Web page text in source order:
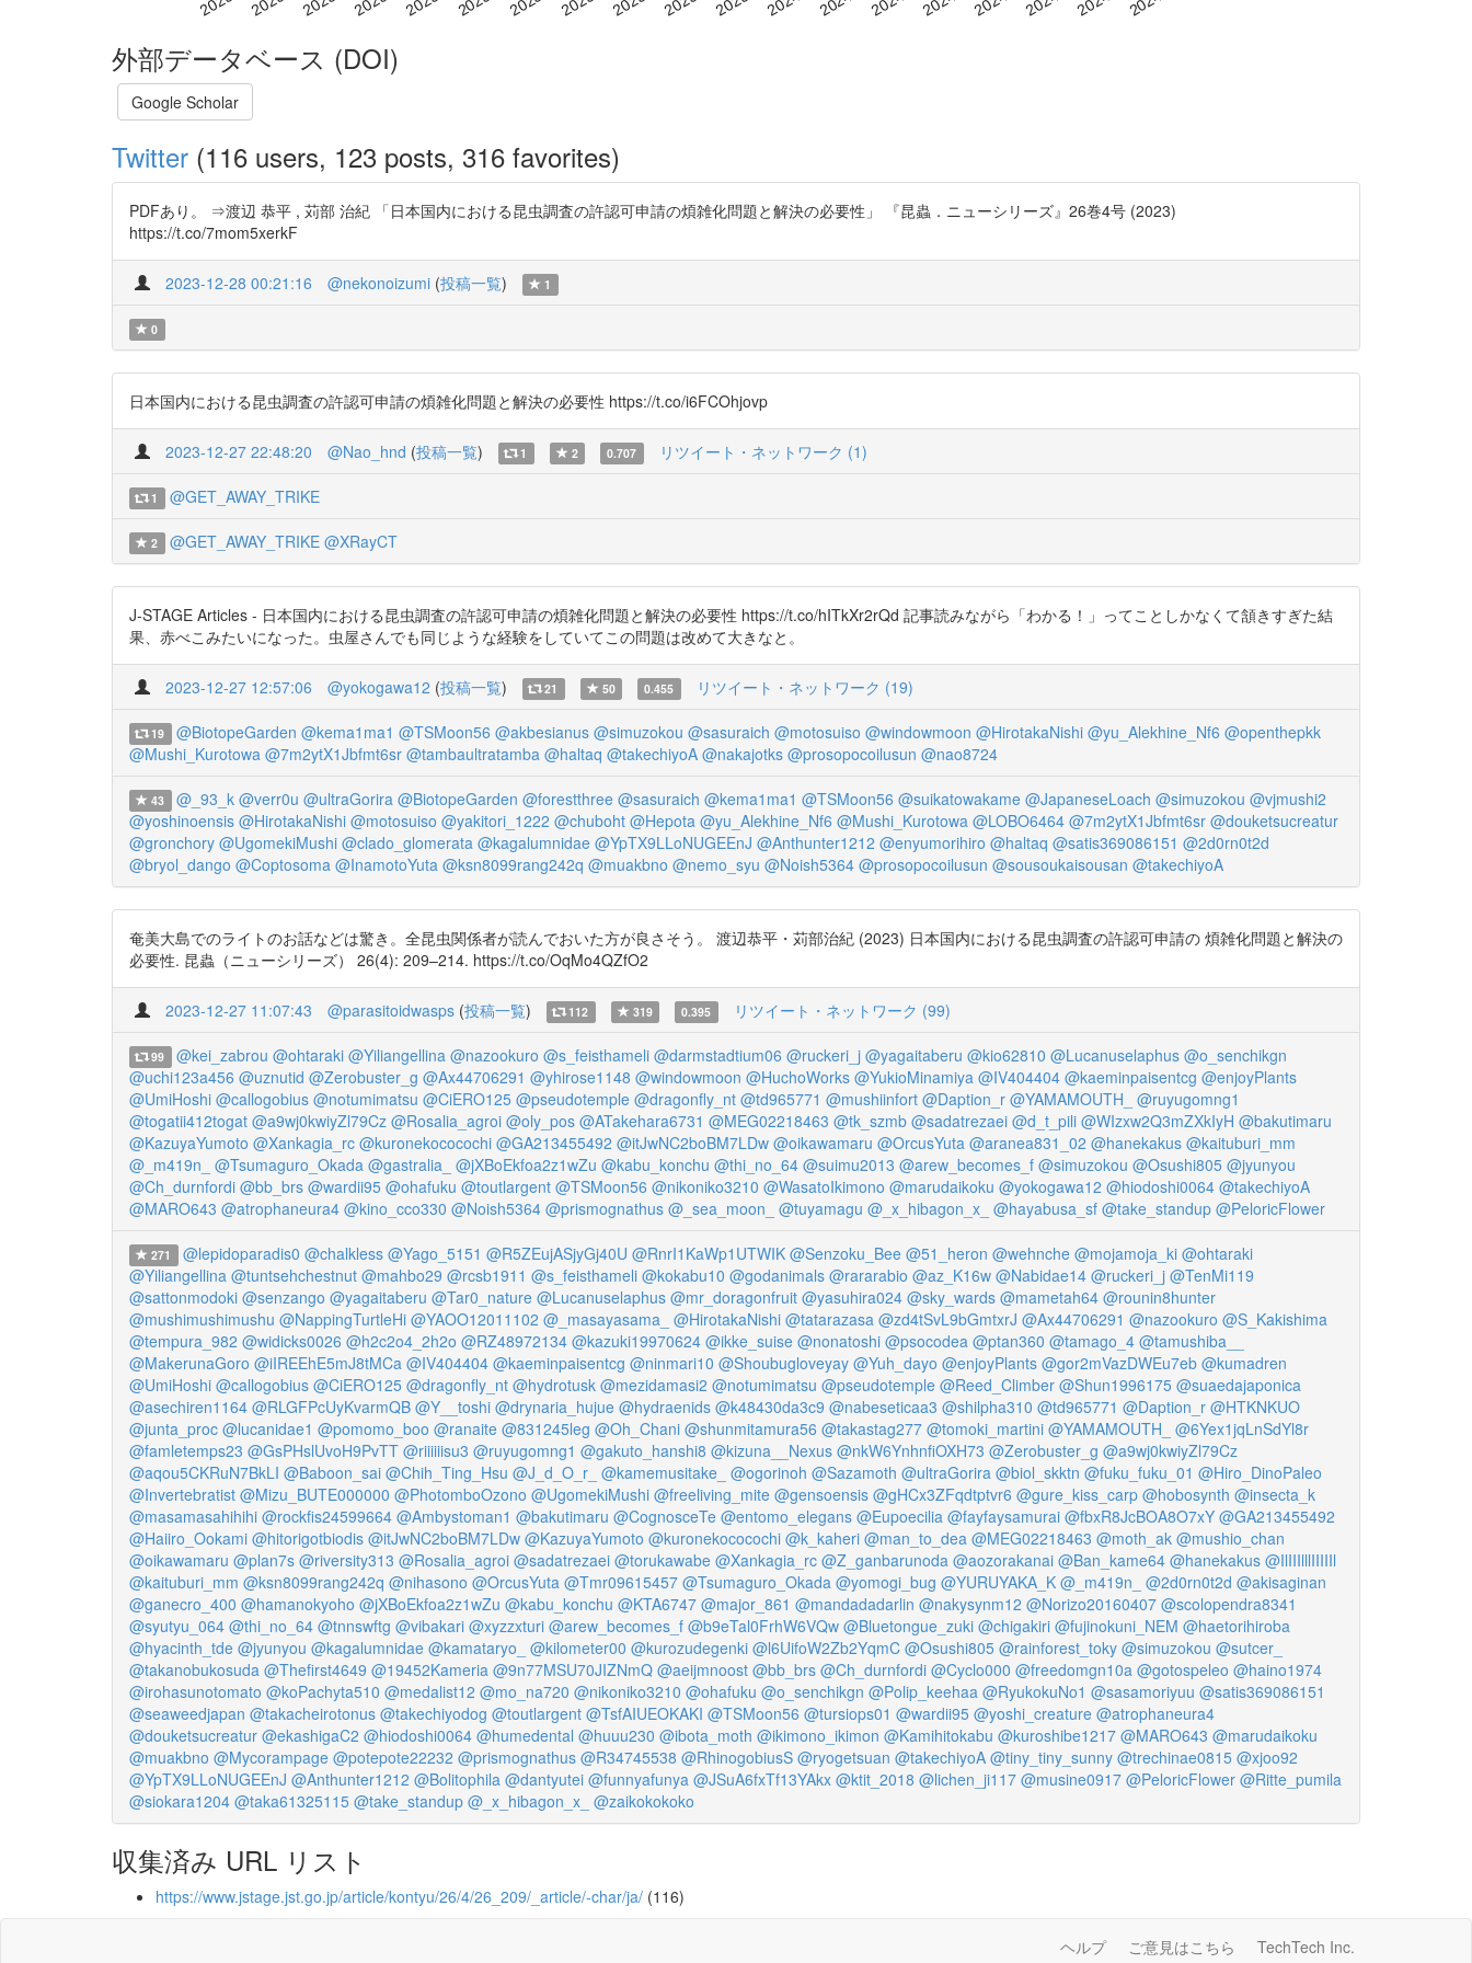
外部データベース (DOI)
Google Scholar
Twitter (116 users, 123 posts, 316 favorites)
PDFあり。 ⇒渡辺 恭平 , 苅部 治紀 「日本国内における昆虫調査の許認可申請の煩雑化問題と解決の必要性」 『昆蟲．ニューシリーズ』26巻4号 (2023)
https://t.co/7mom5xerkF
2023-12-28 00:21:16 @nekonoizumi (投稿一覧) 1
0
日本国内における昆虫調査の許認可申請の煩雑化問題と解決の必要性 https://t.co/i6FCOhjovp
2023-12-27 22:48:20 @Nao_hnd (投稿一覧) 1 2 0.707 リツイート・ネットワーク (1)
1 @GET_AWAY_TRIKE
2 @GET_AWAY_TRIKE @XRayCT
J-STAGE Articles - 日本国内における昆虫調査の許認可申請の煩雑化問題と解決の必要性 https://t.co/hITkXr2rQd 記事読みながら「わかる！」ってことしかなくて頷きすぎた結
果、赤べこみたいになった。虫屋さんでも同じような経験をしていてこの問題は改めて大きなと。
2023-12-27 12:57:06 @yokogawa12 (投稿一覧) 21 50 0.455 リツイート・ネットワーク (19)
19 @BiotopeGarden @kema1ma1 @TSMoon56 @akbesianus @simuzokou @sasuraich @motosuiso @windowmoon @HirotakaNishi @yu_Alekhine_Nf6 @openthepkk
@Mushi_Kurotowa @7m2ytX1Jbfmt6sr @tambaultratamba @haltaq @takechiyoA @nakajotks @prosopocoilusun @nao8724
43 @_93_k @verr0u @ultraGorira @BiotopeGarden @forestthree @sasuraich @kema1ma1 @TSMoon56 @suikatowakame @JapaneseLoach @simuzokou @vjmushi2
@yoshinoensis @HirotakaNishi @motosuiso @yakitori_1222 @chuboht @Hepota @yu_Alekhine_Nf6 @Mushi_Kurotowa @LOBO6464 @7m2ytX1Jbfmt6sr @douketsucreatur
@gronchory @UgomekiMushi @clado_glomerata @kagalumnidae @YpTX9LLoNUGEEnJ @Anthunter1212 @enyumorihiro @haltaq @satis369086151 @2d0rn0t2d
@bryol_dango @Coptosoma @InamotoYuta @ksn8099rang242q @muakbno @nemo_syu @Noish5364 @prosopocoilusun @sousoukaisousan @takechiyoA
奄美大島でのライトのお話などは驚き。全昆虫関係者が読んでおいた方が良さそう。 渡辺恭平・苅部治紀 (2023) 日本国内における昆虫調査の許認可申請の 煩雑化問題と解決の
必要性. 昆蟲（ニューシリーズ） 26(4): 209–214. https://t.co/OqMo4QZfO2
2023-12-27 11:07:43 @parasitoidwasps (投稿一覧) 112 319 0.395 リツイート・ネットワーク (99)
99 @kei_zabrou @ohtaraki @Yiliangellina @nazookuro @s_feisthameli @darmstadtium06 @ruckeri_j @yagaitaberu @kio62810 @Lucanuselaphus @o_senchikgn
@uchi123a456 @uznutid @Zerobuster_g @Ax44706291 @yhirose1148 @windowmoon @HuchoWorks @YukioMinamiya @IV404404 @kaeminpaisentcg @enjoyPlants
@UmiHoshi @callogobius @notumimatsu @CiERO125 @pseudotemple @dragonfly_nt @td965771 @mushiinfort @Daption_r @YAMAMOUTH_
@ruyugomng1
@togatii412togat @a9wj0kwiyZl79Cz @Rosalia_agroi @oly_pos @ATakehara6731 @MEG02218463 @tk_szmb @sadatrezaei @d_t_pili @WIzxw2Q3mZXkIyH @bakutimaru
@KazuyaYumoto @Xankagia_rc @kuronekococochi @GA213455492 @itJwNC2boBM7LDw @oikawamaru @OrcusYuta @aranea831_02 @hanekakus @kaituburi_mm
@_m419n_
@Tsumaguro_Okada @gastralia_ @jXBoEkfoa2z1wZu @kabu_konchu @thi_no_64 @suimu2013 @arew_becomes_f @simuzokou @Osushi805 @jyunyou
@Ch_durnfordi @bb_brs @wardii95 @ohafuku @toutlargent @TSMoon56 @nikoniko3210 @WasatoIkimono @marudaikoku @yokogawa12 @hiodoshi0064 @takechiyoA
@MARO643 @atrophaneura4 @kino_cco330 @Noish5364 @prismognathus @_sea_moon_ @tuyamagu @_x_hibagon_x_ @hayabusa_sf @take_standup @PeloricFlower
271 @lepidoparadis0 @chalkless @Yago_5151 @R5ZEujASjyGj40U @RnrI1KaWp1UTWIK @Senzoku_Bee @51_heron @wehnche @mojamoja_ki @ohtaraki
@Yiliangellina @tuntsehchestnut @mahbo29 @rcsb1911 @s_feisthameli @kokabu10 @godanimals @rararabio @az_K16w @Nabidae14 @ruckeri_j @TenMi119
@sattonmodoki @senzango @yagaitaberu @Tar0_nature @Lucanuselaphus @mr_doragonfruit @yasuhira024 @sky_wards @mametah64 @rounin8hunter
@mushimushimushu @NappingTurtleHi @YAOO12011102 @_masayasama_ @HirotakaNishi @tatarazasa @zd4tSvL9bGmtxrJ @Ax44706291 @nazookuro @S_Kakishima
@tempura_982 @widicks0026 @h2c2o4_2h2o @RZ48972134 @kazuki19970624 @ikke_suise @nonatoshi @psocodea @ptan360 @tamago_4 @tamushiba__
@MakerunaGoro @iIREEhE5mJ8tMCa @IV404404 @kaeminpaisentcg @ninmari10 @Shoubugloveyay @Yuh_dayo @enjoyPlants @gor2mVazDWEu7eb @kumadren
@UmiHoshi @callogobius @CiERO125 @dragonfly_nt @hydrotusk @mezidamasi2 @notumimatsu @pseudotemple @Reed_Climber @Shun1996175 @suaedajaponica
@asechiren1164 @RLGFPcUyKvarmQB @Y__toshi @drynaria_hujue @hydraenids @k48430da3c9 @nabeseticaa3 @shilpha310 @td965771 @Daption_r @HTKNKUO
@junta_proc @lucanidae1 @pomomo_boo @ranaite @831245leg @Oh_Chani @shunmitamura56 @takastag277 @tomoki_martini @YAMAMOUTH_
@6Yex1jqLnSdYl8r
@famletemps23 @GsPHslUvoH9PvTT @riiiiiisu3 @ruyugomng1 @gakuto_hanshi8 @kizuna__Nexus @nkW6YnhnfiOXH73 @Zerobuster_g @a9wj0kwiyZl79Cz
@aqou5CKRuN7BkLI @Baboon_sai @Chih_Ting_Hsu @J_d_O_r_ @kamemusitake_ @ogorinoh @Sazamoth @ultraGorira @biol_skktn @fuku_fuku_01 @Hiro_DinoPaleo
@Invertebratist @Mizu_BUTE000000 @PhotomboOzono @UgomekiMushi @freeliving_mite @gensoensis @gHCx3ZFqdtptvr6 @gure_kiss_carp @hobosynth @insecta_k
@masamasahihihi @rockfis24599664 @Ambystoman1 @bakutimaru @CognosceTe @entomo_elegans @Eupoecilia @fayfaysamurai @fbxR8JcBOA8O7xY @GA213455492
@Haiiro_Ookami @hitorigotbiodis @itJwNC2boBM7LDw @KazuyaYumoto @kuronekococochi @k_kaheri @man_to_dea @MEG02218463 @moth_ak @mushio_chan
@oikawamaru @plan7s @riversity313 @Rosalia_agroi @sadatrezaei @torukawabe @Xankagia_rc @Z_ganbarunoda @aozorakanai @Ban_kame64 @hanekakus @IlIIIlllIIIIIl
@kaituburi_mm @ksn8099rang242q @nihasono @OrcusYuta @Tmr09615457 @Tsumaguro_Okada @yomogi_bug @YURUYAKA_K @_m419n_ @2d0rn0t2d @akisaginan
@ganecro_400 @hamanokyoho @jXBoEkfoa2z1wZu @kabu_konchu @KTA6747 @major_861 @mandadadarlin @nakysynm12 @Norizo20160407 @scolopendra8341
@syutyu_064 @thi_no_64 @tnnswftg @vibakari @xyzzxturi @arew_becomes_f @b9eTal0FrhW6VQw @Bluetongue_zuki @chigakiri @fujinokuni_NEM @haetorihiroba
@hyacinth_tde @jyunyou @kagalumnidae @kamataryo_ @kilometer00 @kurozudegenki @l6UifoW2Zb2YqmC @Osushi805 @rainforest_toky @simuzokou @sutcer_
@takanobukosuda @Thefirst4649 @19452Kameria @9n77MSU70JIZNmQ @aeijmnoost @bb_brs @Ch_durnfordi @Cyclo000 @freedomgn10a @gotospeleo @haino1974
@irohasunotomato @koPachyta510 @medalist12 @mo_na720 @nikoniko3210 @ohafuku @o_senchikgn @Polip_keehaa @RyukokuNo1 @sasamoriyuu @satis369086151
@seaweedjapan @takacheirotonus @takechiyodog @toutlargent @TsfAIUEOKAKI @TSMoon56 @tursiops01 @wardii95 @yoshi_creature @atrophaneura4
@douketsucreatur @ekashigaC2 @hiodoshi0064 @humedental @huuu230 @ibota_moth @ikimono_ikimon @Kamihitokabu @kuroshibe1217 @MARO643 @marudaikoku
@muakbno @Mycorampage @potepote22232 @prismognathus @R34745538 @RhinogobiusS @ryogetsuan @takechiyoA @tiny_tiny_sunny @trechinae0815 @xjoo92
@YpTX9LLoNUGEEnJ @Anthunter1212 @Bolitophila @dantyutei @funnyafunya @JSuA6fxTf13YAkx @ktit_2018 @lichen_ji117 @musine0917 @PeloricFlower @Ritte_pumila
@siokara1204 @taka61325115 @take_standup @_x_hibagon_x_ @zaikokokoko
収集済み URL リスト
https://www.jstage.jst.go.jp/article/kontyu/26/4/26_209/_article/-char/ja/ (116)
ヘルプ ご意見はこちら TechTech Inc.